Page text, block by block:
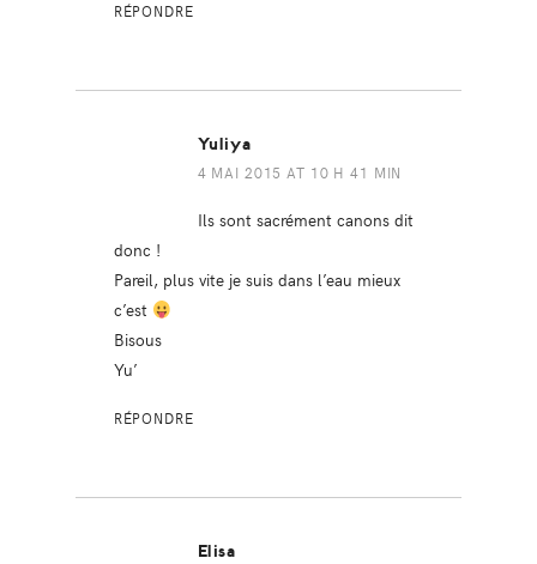
RÉPONDRE
Yuliya
4 MAI 2015 AT 10 H 41 MIN
Ils sont sacrément canons dit
donc !
Pareil, plus vite je suis dans l’eau mieux
c’est
Bisous
Yu’
RÉPONDRE
Elisa